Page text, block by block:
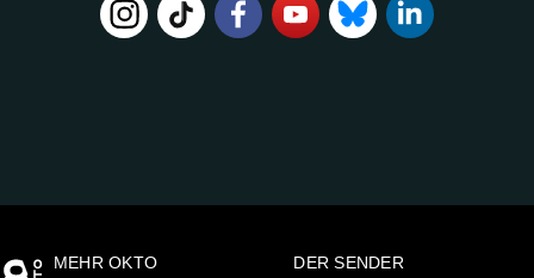
MEHR OKTO DER SENDER